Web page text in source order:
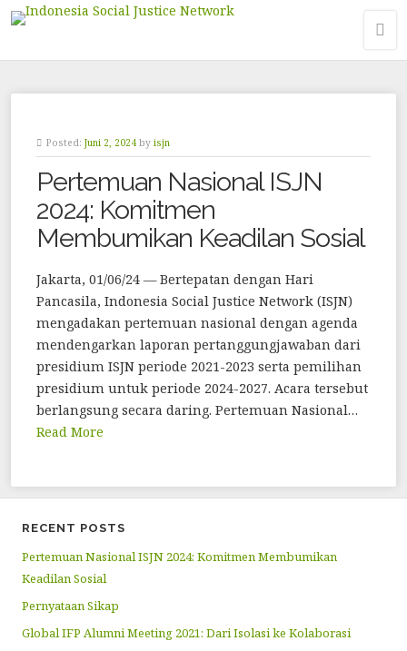
Posted: Juni 2, 2024 by isjn
Pertemuan Nasional ISJN
2024: Komitmen
Membumikan Keadilan Sosial
Jakarta, 01/06/24 — Bertepatan dengan Hari
Pancasila, Indonesia Social Justice Network (ISJN)
mengadakan pertemuan nasional dengan agenda
mendengarkan laporan pertanggungjawaban dari
presidium ISJN periode 2021-2023 serta pemilihan
presidium untuk periode 2024-2027. Acara tersebut
berlangsung secara daring. Pertemuan Nasional…
Read More
RECENT POSTS
Pertemuan Nasional ISJN 2024: Komitmen Membumikan
Keadilan Sosial
Pernyataan Sikap
Global IFP Alumni Meeting 2021: Dari Isolasi ke Kolaborasi